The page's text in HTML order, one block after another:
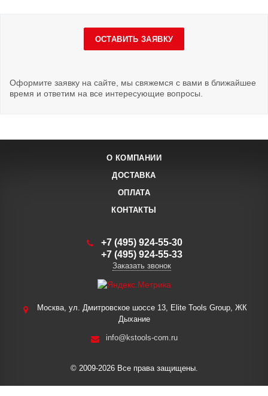
ОСТАВИТЬ ЗАЯВКУ
Оформите заявку на сайте, мы свяжемся с вами в ближайшее
время и ответим на все интересующие вопросы.
О КОМПАНИИ
ДОСТАВКА
ОПЛАТА
КОНТАКТЫ
+7 (495) 924-55-30
+7 (495) 924-55-33
Заказать звонок
Москва, ул. Дмитровское шоссе 13, Elite Tools Group, ЖК
Дыхание
info@kstools-com.ru
© 2009-2026 Все права защищены.